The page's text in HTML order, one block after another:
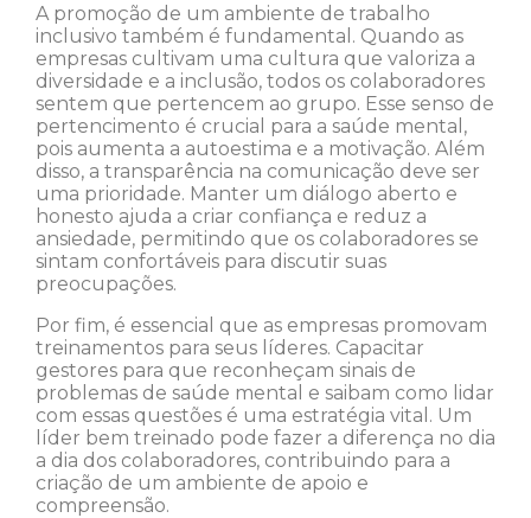
A promoção de um ambiente de trabalho
inclusivo também é fundamental. Quando as
empresas cultivam uma cultura que valoriza a
diversidade e a inclusão, todos os colaboradores
sentem que pertencem ao grupo. Esse senso de
pertencimento é crucial para a saúde mental,
pois aumenta a autoestima e a motivação. Além
disso, a transparência na comunicação deve ser
uma prioridade. Manter um diálogo aberto e
honesto ajuda a criar confiança e reduz a
ansiedade, permitindo que os colaboradores se
sintam confortáveis para discutir suas
preocupações.
Por fim, é essencial que as empresas promovam
treinamentos para seus líderes. Capacitar
gestores para que reconheçam sinais de
problemas de saúde mental e saibam como lidar
com essas questões é uma estratégia vital. Um
líder bem treinado pode fazer a diferença no dia
a dia dos colaboradores, contribuindo para a
criação de um ambiente de apoio e
compreensão.